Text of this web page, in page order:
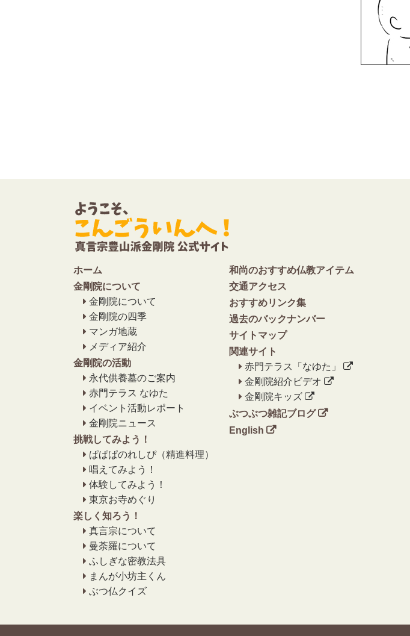
ホーム
金剛院について
金剛院について
金剛院の四季
マンガ地蔵
メディア紹介
金剛院の活動
永代供養墓のご案内
赤門テラス なゆた
イベント活動レポート
金剛院ニュース
挑戦してみよう！
ぱぱぱのれしぴ（精進料理）
唱えてみよう！
体験してみよう！
東京お寺めぐり
楽しく知ろう！
真言宗について
曼荼羅について
ふしぎな密教法具
まんが小坊主くん
ぶつ仏クイズ
和尚のおすすめ仏教アイテム
交通アクセス
おすすめリンク集
過去のバックナンバー
サイトマップ
関連サイト
赤門テラス「なゆた」
金剛院紹介ビデオ
金剛院キッズ
ぶつぶつ雑記ブログ
English